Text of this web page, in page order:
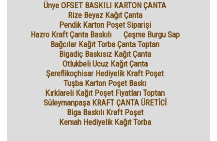
Ünye OFSET BASKILI KARTON ÇANTA
Rize Beyaz Kağıt Çanta
Pendik Karton Poşet Siparişi
Hazro Kraft Çanta Baskılı
Çeşme Burgu Sap
Bağcılar Kağıt Torba Çanta Toptan
Bigadiç Baskısız Kağıt Çanta
Otlukbeli Ucuz Kağıt Çanta
Şereflikoçhisar Hediyelik Kraft Poşet
Tuşba Karton Poşet Baskı
Kırklareli Kağıt Poşet Fiyatları Toptan
Süleymanpaşa KRAFT ÇANTA ÜRETİCİ
Biga Baskılı Kraft Poşet
Kemah Hediyelik Kağıt Torba